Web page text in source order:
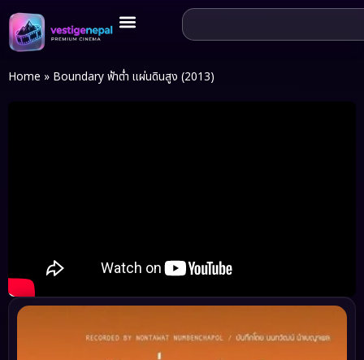
Home » Boundary ฟ้าต่ำ แผ่นดินสูง (2013)